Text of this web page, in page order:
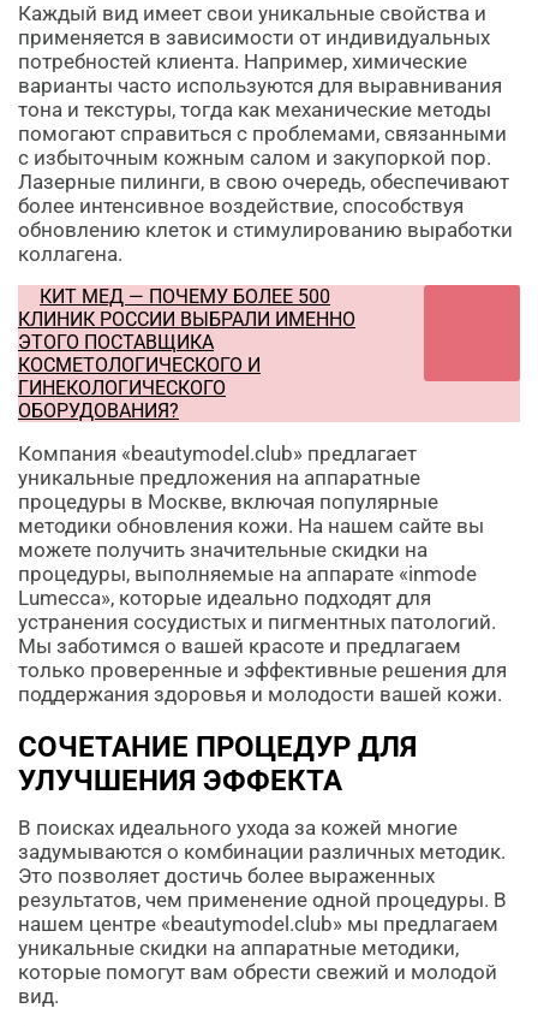
Каждый вид имеет свои уникальные свойства и
применяется в зависимости от индивидуальных
потребностей клиента. Например, химические
варианты часто используются для выравнивания
тона и текстуры, тогда как механические методы
помогают справиться с проблемами, связанными
с избыточным кожным салом и закупоркой пор.
Лазерные пилинги, в свою очередь, обеспечивают
более интенсивное воздействие, способствуя
обновлению клеток и стимулированию выработки
коллагена.
КИТ МЕД — ПОЧЕМУ БОЛЕЕ 500
КЛИНИК РОССИИ ВЫБРАЛИ ИМЕННО
ЭТОГО ПОСТАВЩИКА
КОСМЕТОЛОГИЧЕСКОГО И
ГИНЕКОЛОГИЧЕСКОГО
ОБОРУДОВАНИЯ?
Компания «beautymodel.club» предлагает
уникальные предложения на аппаратные
процедуры в Москве, включая популярные
методики обновления кожи. На нашем сайте вы
можете получить значительные скидки на
процедуры, выполняемые на аппарате «inmode
Lumecca», которые идеально подходят для
устранения сосудистых и пигментных патологий.
Мы заботимся о вашей красоте и предлагаем
только проверенные и эффективные решения для
поддержания здоровья и молодости вашей кожи.
СОЧЕТАНИЕ ПРОЦЕДУР ДЛЯ
УЛУЧШЕНИЯ ЭФФЕКТА
В поисках идеального ухода за кожей многие
задумываются о комбинации различных методик.
Это позволяет достичь более выраженных
результатов, чем применение одной процедуры. В
нашем центре «beautymodel.club» мы предлагаем
уникальные скидки на аппаратные методики,
которые помогут вам обрести свежий и молодой
вид.